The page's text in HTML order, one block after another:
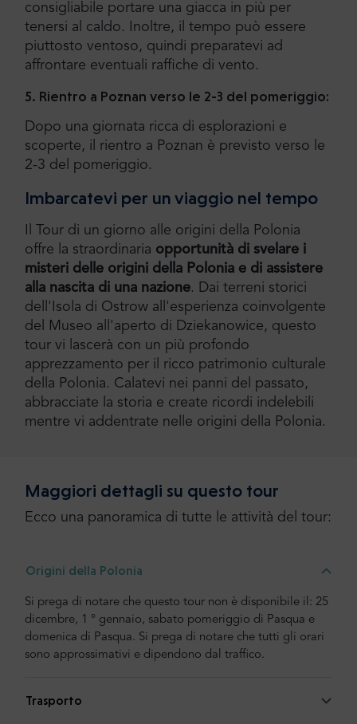
consigliabile portare una giacca in più per
tenersi al caldo. Inoltre, il tempo può essere
piuttosto ventoso, quindi preparatevi ad
affrontare eventuali raffiche di vento.
5. Rientro a Poznan verso le 2-3 del pomeriggio:
Dopo una giornata ricca di esplorazioni e
scoperte, il rientro a Poznan è previsto verso le
2-3 del pomeriggio.
Imbarcatevi per un viaggio nel tempo
Il Tour di un giorno alle origini della Polonia
offre la straordinaria opportunità di svelare i
misteri delle origini della Polonia e di assistere
alla nascita di una nazione. Dai terreni storici
dell'Isola di Ostrow all'esperienza coinvolgente
del Museo all'aperto di Dziekanowice, questo
tour vi lascerà con un più profondo
apprezzamento per il ricco patrimonio culturale
della Polonia. Calatevi nei panni del passato,
abbracciate la storia e create ricordi indelebili
mentre vi addentrate nelle origini della Polonia.
Maggiori dettagli su questo tour
Ecco una panoramica di tutte le attività del tour:
Origini della Polonia
Si prega di notare che questo tour non è disponibile il: 25
dicembre, 1 ° gennaio, sabato pomeriggio di Pasqua e
domenica di Pasqua. Si prega di notare che tutti gli orari
sono approssimativi e dipendono dal traffico.
Trasporto